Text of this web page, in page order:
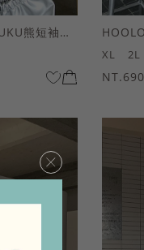
×
HOOLOOLOO聯名-口袋燙金KUKU熊短袖上衣
XL 2L
NT.690